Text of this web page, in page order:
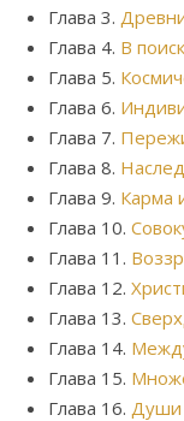
Глава 3.
Глава 4. В
Глава 5.
Глава 6.
Глава 7.
Глава 8.
Глава 9. Карма
Глава 10.
Глава 11.
Глава 12.
Глава 13.
Глава 14.
Глава 15.
Глава 16. Души